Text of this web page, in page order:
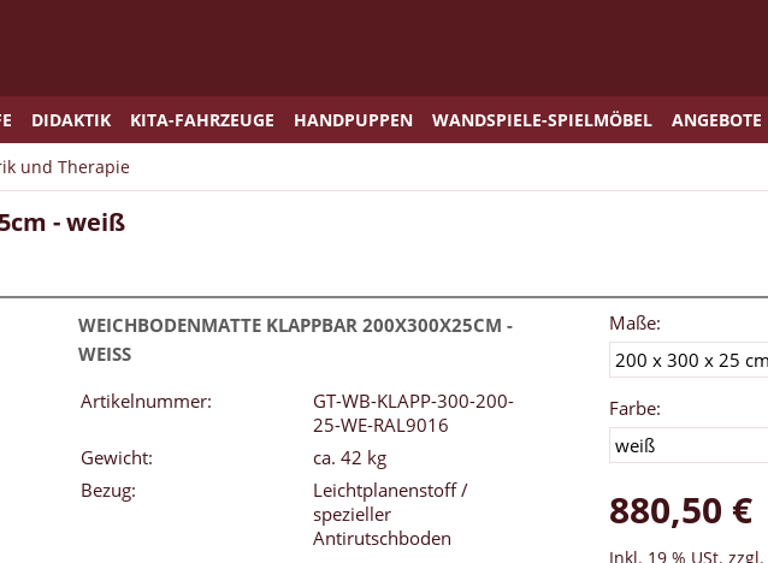
DIDAKTIK KITA-FAHRZEUGE HANDPUPPEN WANDSPIELE-SPIELMÖBEL ANGEBOTE
und Therapie
- weiß
WEICHBODENMATTE KLAPPBAR 200X300X25CM -
WEISS
Artikelnummer:
GT-WB-KLAPP-300-200-
25-WE-RAL9016
Gewicht:
ca. 42 kg
Bezug:
Leichtplanenstoff /
spezieller
Antirutschboden
Maße:
Farbe:
880,50 €
Inkl. 19 % USt. zzgl.